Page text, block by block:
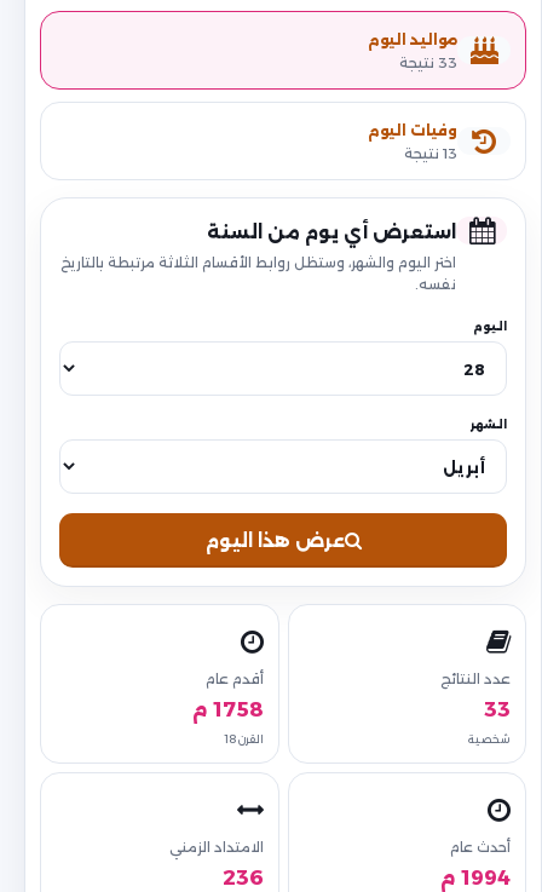
مواليد اليوم
33 نتيجة
وفيات اليوم
13 نتيجة
استعرض أي يوم من السنة
اختر اليوم والشهر، وستظل روابط الأقسام الثلاثة مرتبطة بالتاريخ
نفسه.
اليوم
الشهر
عرض هذا اليوم
عدد النتائج
33
شخصية
أقدم عام
1758 م
القرن 18
أحدث عام
1994 م
الامتداد الزمني
236